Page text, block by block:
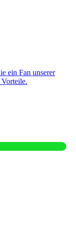
ein Fan unserer
Vorteile.